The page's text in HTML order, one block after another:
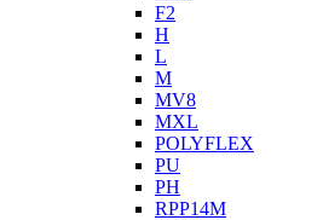
F2
H
L
M
MV8
MXL
POLYFLEX
PU
PH
RPP14M